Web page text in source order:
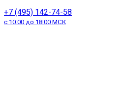
+7 (495) 142-74-58
с 10:00 до 18:00 МСК